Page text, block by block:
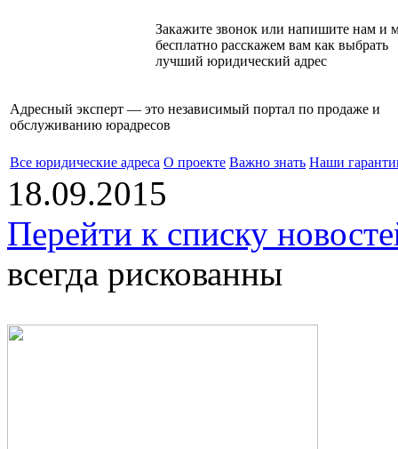
Закажите звонок или напишите нам и
бесплатно расскажем вам как выбрать
лучший юридический адрес
Адресный эксперт — это независимый портал по продаже и
обслуживанию юрадресов
Все юридические адреса О проекте Важно знать Наши
18.09.2015
Перейти к списку
всегда рискованны